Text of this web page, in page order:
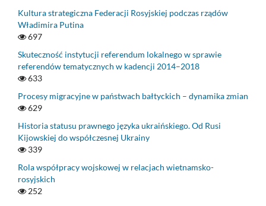
Kultura strategiczna Federacji Rosyjskiej podczas rządów
Władimira Putina
697
Skuteczność instytucji referendum lokalnego w sprawie
referendów tematycznych w kadencji 2014–2018
633
Procesy migracyjne w państwach bałtyckich – dynamika zmian
629
Historia statusu prawnego języka ukraińskiego. Od Rusi
Kijowskiej do współczesnej Ukrainy
339
Rola współpracy wojskowej w relacjach wietnamsko-
rosyjskich
252